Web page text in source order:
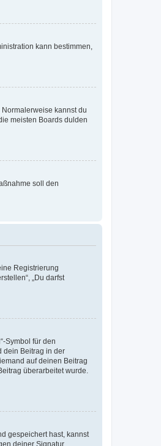
kann bestimmen,
kannst du
meisten Boards dulden
soll den
Registrierung
„Du darfst
Symbol für den
dein Beitrag in der
auf deinen Beitrag
überarbeitet wurde.
gespeichert hast, kannst